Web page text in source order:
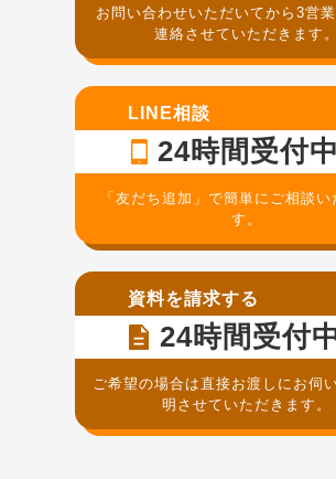
お問い合わせいただいてから3営
連絡させていただきます。
LINE相談
24時間受付中
「友だち追加」で簡単にご相談い
す。
資料を請求する
24時間受付
ご希望の場合は直接お渡しにお伺
明させていただきます。